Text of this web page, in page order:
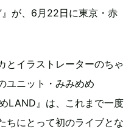
が、6月22日に東京・赤
とイラストレーターのちゃ
ユニット・みみめめ
LAND』は、これまで一度
ちにとって初のライブとな